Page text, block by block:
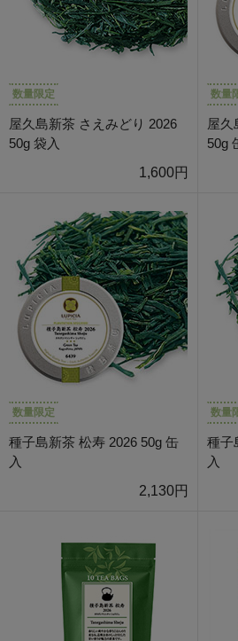
数量限定
屋久島新茶 さえみどり 2026
50g 袋入
1,600円
数量
屋久
50g
数量限定
種子島新茶 松寿 2026 50g 缶
入
2,130円
数量
種子
入